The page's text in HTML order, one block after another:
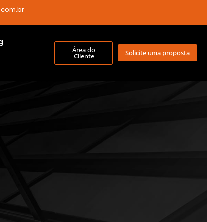
Área do
Cliente Solicite uma proposta